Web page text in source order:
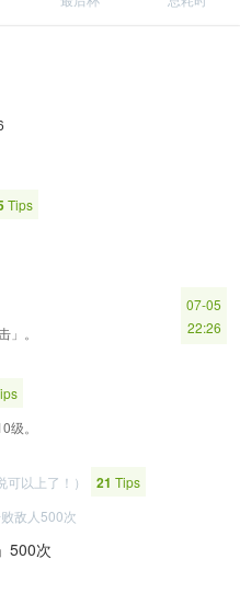
Tips
。
07-05
22:26
。
可以上了！） 21 Tips
敌人500次
500次